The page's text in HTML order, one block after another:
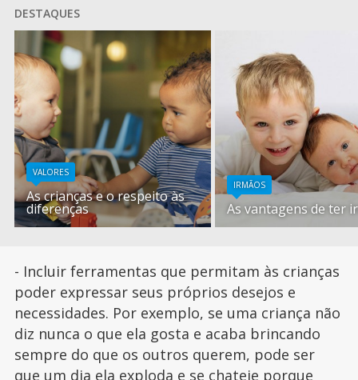
DESTAQUES
VALORES
As crianças e o respeito às
diferenças
IRMÃOS
As vantagens de ter
- Incluir ferramentas que permitam às crianças
poder expressar seus próprios desejos e
necessidades. Por exemplo, se uma criança não
diz nunca o que ela gosta e acaba brincando
sempre do que os outros querem, pode ser
que um dia ela exploda e se chateie porque